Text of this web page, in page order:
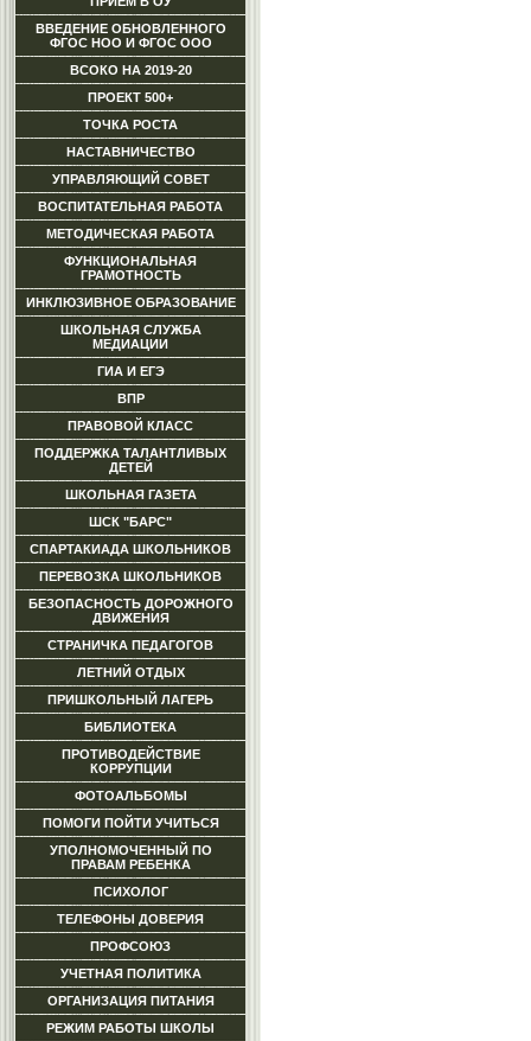
ВВЕДЕНИЕ ОБНОВЛЕННОГО
ФГОС НОО И ФГОС ООО
ВСОКО НА 2019-20
ПРОЕКТ 500+
ТОЧКА РОСТА
НАСТАВНИЧЕСТВО
УПРАВЛЯЮЩИЙ СОВЕТ
ВОСПИТАТЕЛЬНАЯ РАБОТА
МЕТОДИЧЕСКАЯ РАБОТА
ФУНКЦИОНАЛЬНАЯ
ГРАМОТНОСТЬ
ИНКЛЮЗИВНОЕ ОБРАЗОВАНИЕ
ШКОЛЬНАЯ СЛУЖБА
МЕДИАЦИИ
ГИА И ЕГЭ
ВПР
ПРАВОВОЙ КЛАСС
ПОДДЕРЖКА ТАЛАНТЛИВЫХ
ДЕТЕЙ
ШКОЛЬНАЯ ГАЗЕТА
ШСК "БАРС"
СПАРТАКИАДА ШКОЛЬНИКОВ
ПЕРЕВОЗКА ШКОЛЬНИКОВ
БЕЗОПАСНОСТЬ ДОРОЖНОГО
ДВИЖЕНИЯ
СТРАНИЧКА ПЕДАГОГОВ
ЛЕТНИЙ ОТДЫХ
ПРИШКОЛЬНЫЙ ЛАГЕРЬ
БИБЛИОТЕКА
ПРОТИВОДЕЙСТВИЕ
КОРРУПЦИИ
ФОТОАЛЬБОМЫ
ПОМОГИ ПОЙТИ УЧИТЬСЯ
УПОЛНОМОЧЕННЫЙ ПО
ПРАВАМ РЕБЕНКА
ПСИХОЛОГ
ТЕЛЕФОНЫ ДОВЕРИЯ
ПРОФСОЮЗ
УЧЕТНАЯ ПОЛИТИКА
ОРГАНИЗАЦИЯ ПИТАНИЯ
РЕЖИМ РАБОТЫ ШКОЛЫ